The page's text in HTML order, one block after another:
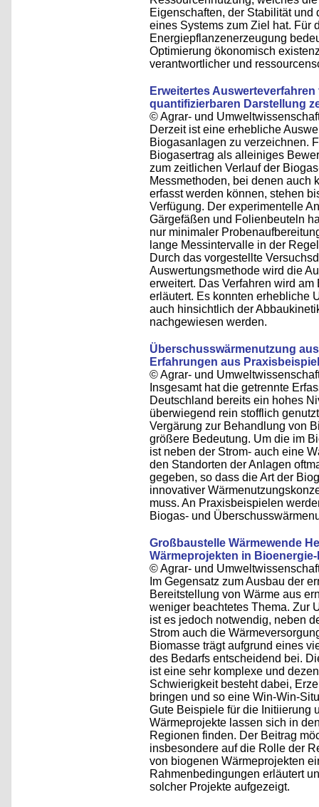
Eigenschaften, der Stabilität
eines Systems zum Ziel hat. Für
Energiepflanzenerzeugung
Optimierung ökonomisch
verantwortlicher und
Erweitertes
quantifizierbaren Darstellung
© Agrar- und
Derzeit ist eine erhebliche
Biogasanlagen zu verzeichnen.
Biogasertrag als alleiniges
zum zeitlichen Verlauf der
Messmethoden, bei denen auch
erfasst werden können, stehen
Verfügung. Der experimentelle
Gärgefäßen und Folienbeuteln
nur minimaler
lange Messintervalle in der
Durch das vorgestellte
Auswertungsmethode wird die
erweitert. Das Verfahren wird
erläutert. Es konnten erhebliche
auch hinsichtlich der
nachgewiesen werden.
Überschusswärmenutzung
Erfahrungen aus
© Agrar- und
Insgesamt hat die getrennte
Deutschland bereits ein hohes
überwiegend rein stofflich
Vergärung zur Behandlung von
größere Bedeutung. Um die im
ist neben der Strom- auch eine
den Standorten der Anlagen
gegeben, so dass die Art der
innovativer
muss. An Praxisbeispielen
Biogas- und
Großbaustelle Wärmewende
Wärmeprojekten in
© Agrar- und
Im Gegensatz zum Ausbau der
Bereitstellung von Wärme aus
weniger beachtetes Thema. Zur
ist es jedoch notwendig, neben
Strom auch die
Biomasse trägt aufgrund eines
des Bedarfs entscheidend bei.
ist eine sehr komplexe und
Schwierigkeit besteht dabei,
bringen und so eine Win-Win-
Gute Beispiele für die Initiierung
Wärmeprojekte lassen sich in
Regionen finden. Der Beitrag
insbesondere auf die Rolle der
von biogenen Wärmeprojekten
Rahmenbedingungen erläutert
solcher Projekte aufgezeigt.